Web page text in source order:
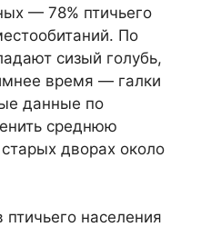
— 78% птичьего
По
сизый голубь,
время — галки
данные по
среднюю
дворах около
населения